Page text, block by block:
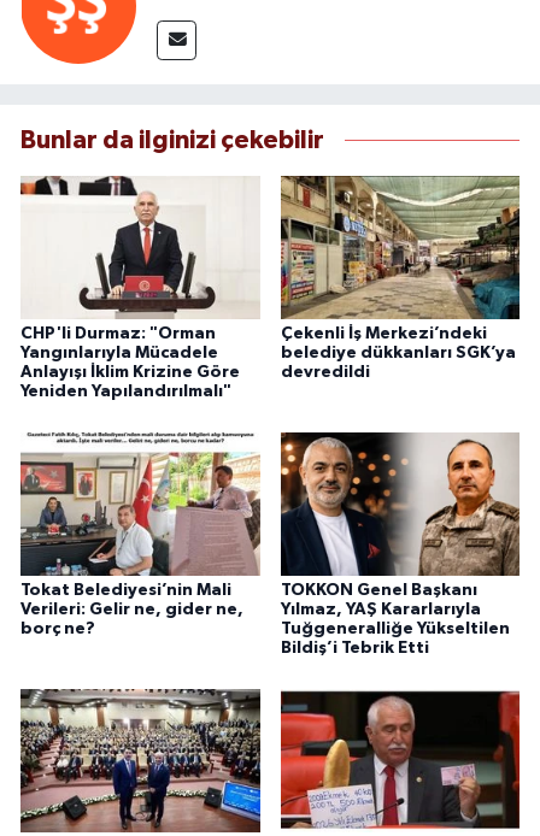
Bunlar da ilginizi çekebilir
CHP'li Durmaz: "Orman
Yangınlarıyla Mücadele
Anlayışı İklim Krizine Göre
Yeniden Yapılandırılmalı"
Çekenli İş Merkezi’ndeki
belediye dükkanları SGK’ya
devredildi
Tokat Belediyesi’nin Mali
Verileri: Gelir ne, gider ne,
borç ne?
TOKKON Genel Başkanı
Yılmaz, YAŞ Kararlarıyla
Tuğgeneralliğe Yükseltilen
Bildiş’i Tebrik Etti